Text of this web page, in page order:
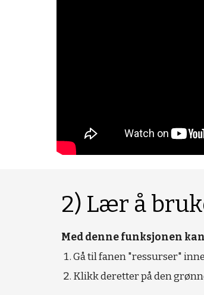
2) Lær å
Med denne funksjonen
Gå til fanen "ressurser"
Klikk deretter på den